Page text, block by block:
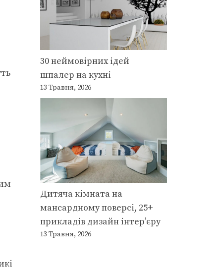
30 неймовірних ідей
шпалер на кухні
13 Травня, 2026
Дитяча кімната на
мансардному поверсі, 25+
прикладів дизайн інтер’єру
13 Травня, 2026